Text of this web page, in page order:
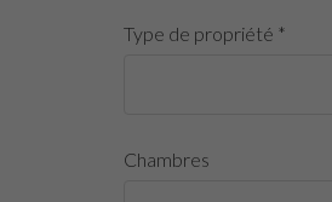
Type de propriété *
Chambres